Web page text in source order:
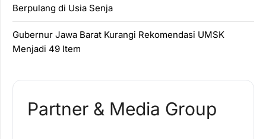
Berpulang di Usia Senja
Gubernur Jawa Barat Kurangi Rekomendasi UMSK
Menjadi 49 Item
Partner & Media Group